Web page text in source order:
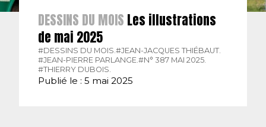
DESSINS DU MOIS Les illustrations
de mai 2025
#DESSINS DU MOIS. #JEAN-JACQUES THIÉBAUT.
#JEAN-PIERRE PARLANGE. #N° 387 MAI 2025.
#THIERRY DUBOIS.
Publié le : 5 mai 2025